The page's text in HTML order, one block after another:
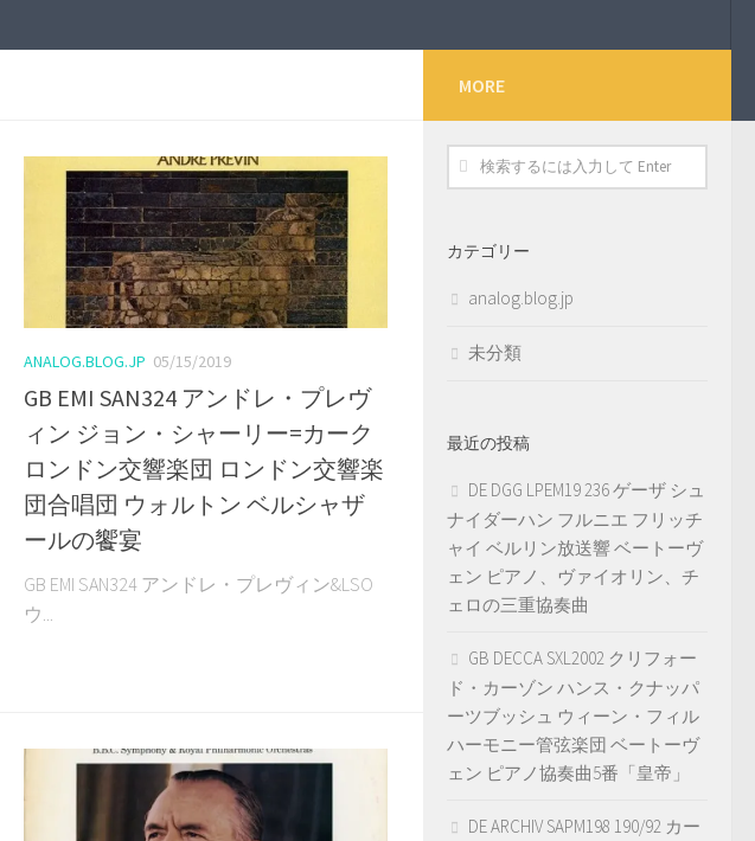
ANALOG.BLOG.JP 05/15/2019
GB EMI SAN324 アンドレ・プレヴ
ィン ジョン・シャーリー=カーク
ロンドン交響楽団 ロンドン交響楽
団合唱団 ウォルトン ベルシャザ
ールの饗宴
GB EMI SAN324 アンドレ・プレヴィン&LSO
ウ...
MORE
カテゴリー
analog.blog.jp
未分類
最近の投稿
DE DGG LPEM19 236 ゲーザ シュ
ナイダーハン フルニエ フリッチ
ャイ ベルリン放送響 ベートーヴ
ェン ピアノ、ヴァイオリン、チ
ェロの三重協奏曲
GB DECCA SXL2002 クリフォー
ド・カーゾン ハンス・クナッパ
ーツブッシュ ウィーン・フィル
ハーモニー管弦楽団 ベートーヴ
ェン ピアノ協奏曲5番「皇帝」
DE ARCHIV SAPM198 190/92 カー